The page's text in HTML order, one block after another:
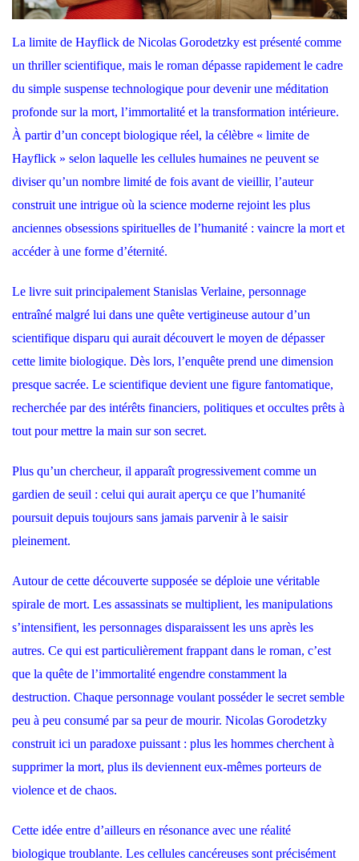
La limite de Hayflick de Nicolas Gorodetzky est présenté comme
un thriller scientifique, mais le roman dépasse rapidement le cadre
du simple suspense technologique pour devenir une méditation
profonde sur la mort, l’immortalité et la transformation intérieure.
À partir d’un concept biologique réel, la célèbre « limite de
Hayflick » selon laquelle les cellules humaines ne peuvent se
diviser qu’un nombre limité de fois avant de vieillir, l’auteur
construit une intrigue où la science moderne rejoint les plus
anciennes obsessions spirituelles de l’humanité : vaincre la mort et
accéder à une forme d’éternité.
Le livre suit principalement Stanislas Verlaine, personnage
entraîné malgré lui dans une quête vertigineuse autour d’un
scientifique disparu qui aurait découvert le moyen de dépasser
cette limite biologique. Dès lors, l’enquête prend une dimension
presque sacrée. Le scientifique devient une figure fantomatique,
recherchée par des intérêts financiers, politiques et occultes prêts à
tout pour mettre la main sur son secret.
Plus qu’un chercheur, il apparaît progressivement comme un
gardien de seuil : celui qui aurait aperçu ce que l’humanité
poursuit depuis toujours sans jamais parvenir à le saisir
pleinement.
Autour de cette découverte supposée se déploie une véritable
spirale de mort. Les assassinats se multiplient, les manipulations
s’intensifient, les personnages disparaissent les uns après les
autres. Ce qui est particulièrement frappant dans le roman, c’est
que la quête de l’immortalité engendre constamment la
destruction. Chaque personnage voulant posséder le secret semble
peu à peu consumé par sa peur de mourir. Nicolas Gorodetzky
construit ici un paradoxe puissant : plus les hommes cherchent à
supprimer la mort, plus ils deviennent eux-mêmes porteurs de
violence et de chaos.
Cette idée entre d’ailleurs en résonance avec une réalité
biologique troublante. Les cellules cancéreuses sont précisément